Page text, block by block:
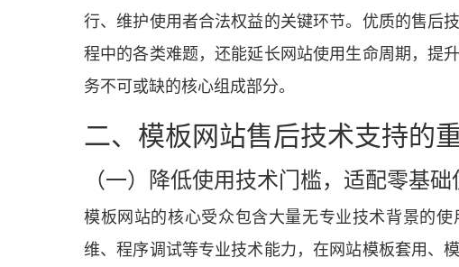
行、维护使用者合法权益的关键环节。优质的售后
程中的各类难题，还能延长网站使用生命周期，提
务不可或缺的核心组成部分。
二、模板网站售后技术支持的
（一）降低使用技术门槛，适配零基
模板网站的核心受众包含大量无专业技术背景的
维、程序调试等专业技术能力，在网站模板套用、